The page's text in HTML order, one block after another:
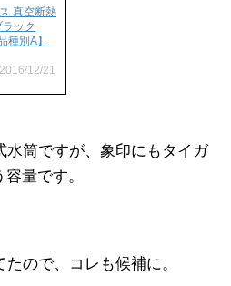
真空断熱
ック
種別A】
12/21
水筒ですが、象印にもタイガ
量です。
ので、コレも候補に。